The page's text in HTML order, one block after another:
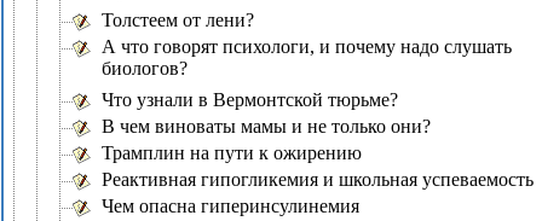
Толстеем от лени?
А что говорят психологи, и почему надо слушать
биологов?
Что узнали в Вермонтской тюрьме?
В чем виноваты мамы и не только они?
Трамплин на пути к ожирению
Реактивная гипогликемия и школьная успеваемость
Чем опасна гиперинсулинемия